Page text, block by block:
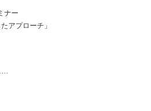
ナー
アプローチ」